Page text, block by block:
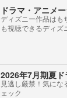
ドラマ・アニメ
ディズニー作品はも
も視聴できるディズ
2026年7月期夏
見逃し厳禁！気にな
ェック